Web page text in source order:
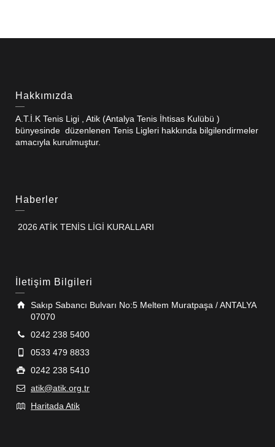
Hakkımızda
A.T.İ.K Tenis Ligi , Atik (Antalya Tenis İhtisas Kulübü )
bünyesinde düzenlenen Tenis Ligleri hakkında bilgilendirmeler
amacıyla kurulmuştur.
Haberler
2026 ATİK TENİS LİGİ KURALLARI
İletişim Bilgileri
Sakıp Sabancı Bulvarı No:5 Meltem Muratpaşa / ANTALYA
07070
0242 238 5400
0533 479 8833
0242 238 5410
atik@atik.org.tr
Haritada Atik